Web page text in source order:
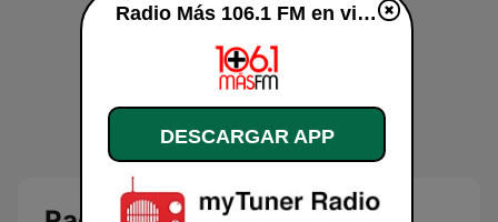
Radio Más 106.1 FM en vivo
DESCARGAR APP